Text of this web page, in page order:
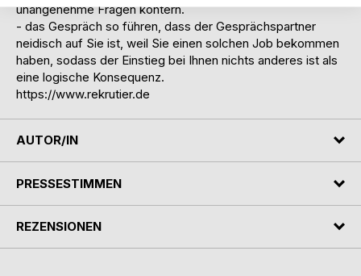
unangenehme Fragen kontern.
- das Gespräch so führen, dass der Gesprächspartner
neidisch auf Sie ist, weil Sie einen solchen Job bekommen
haben, sodass der Einstieg bei Ihnen nichts anderes ist als
eine logische Konsequenz.
https://www.rekrutier.de
AUTOR/IN
PRESSESTIMMEN
REZENSIONEN